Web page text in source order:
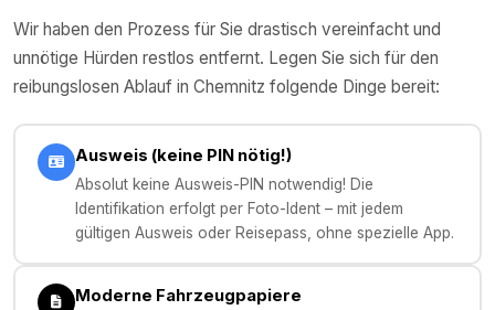
Wir haben den Prozess für Sie drastisch vereinfacht und
unnötige Hürden restlos entfernt. Legen Sie sich für den
reibungslosen Ablauf in Chemnitz folgende Dinge bereit:
Ausweis (keine PIN nötig!)
Absolut keine Ausweis-PIN notwendig! Die
Identifikation erfolgt per Foto-Ident – mit jedem
gültigen Ausweis oder Reisepass, ohne spezielle App.
Moderne Fahrzeugpapiere